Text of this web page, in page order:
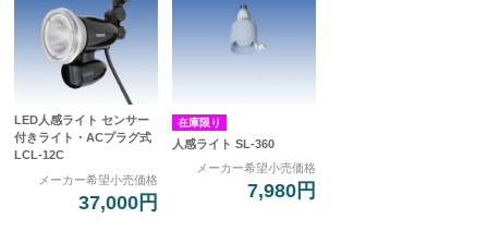
LED人感ライト センサー
付きライト・ACプラグ式
LCL-12C
メーカー希望小売価格
37,000円
在庫限り
人感ライト SL-360
メーカー希望小売価格
7,980円